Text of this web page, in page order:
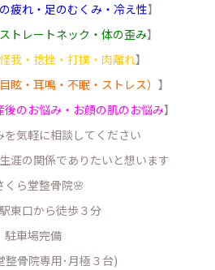
疲れ・足のむくみ・冷え性】
トレートネック・体の歪み】
我・捻挫・打撲・肉離れ】
眩・耳鳴・不眠・ストレス） 】
のお悩み・お顔の肌のお悩み】
を気軽に相談してください
涯の関係でありたいと想います
くら堂整骨院🌸
東口から徒歩３分
駐車場完備
整骨院専用･月極３台)